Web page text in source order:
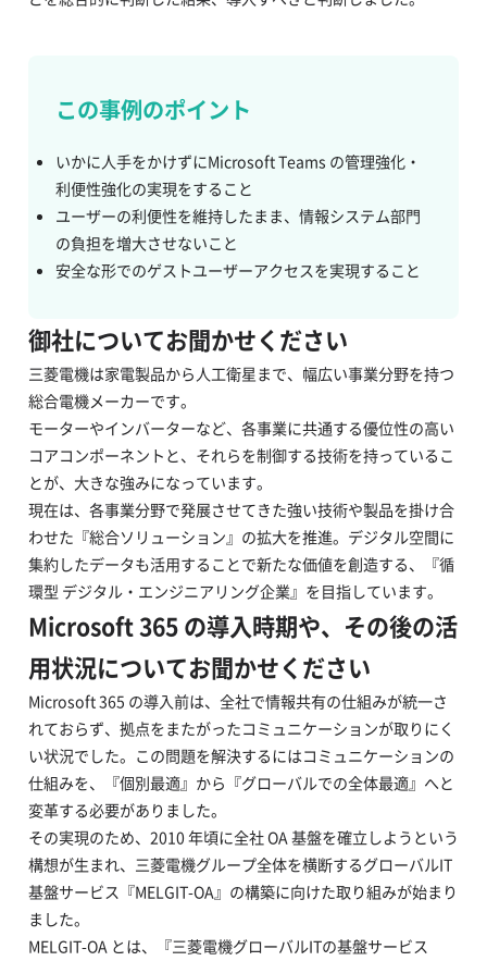
この事例のポイント
いかに人手をかけずにMicrosoft Teams の管理強化・
利便性強化の実現をすること
ユーザーの利便性を維持したまま、情報システム部門
の負担を増大させないこと
安全な形でのゲストユーザーアクセスを実現すること
御社についてお聞かせください
三菱電機は家電製品から人工衛星まで、幅広い事業分野を持つ
総合電機メーカーです。
モーターやインバーターなど、各事業に共通する優位性の高い
コアコンポーネントと、それらを制御する技術を持っているこ
とが、大きな強みになっています。
現在は、各事業分野で発展させてきた強い技術や製品を掛け合
わせた『総合ソリューション』の拡大を推進。デジタル空間に
集約したデータも活用することで新たな価値を創造する、『循
環型 デジタル・エンジニアリング企業』を目指しています。
Microsoft 365 の導入時期や、その後の活
用状況についてお聞かせください
Microsoft 365 の導入前は、全社で情報共有の仕組みが統一さ
れておらず、拠点をまたがったコミュニケーションが取りにく
い状況でした。この問題を解決するにはコミュニケーションの
仕組みを、『個別最適』から『グローバルでの全体最適』へと
変革する必要がありました。
その実現のため、2010 年頃に全社 OA 基盤を確立しようという
構想が生まれ、三菱電機グループ全体を横断するグローバルIT
基盤サービス『MELGIT-OA』の構築に向けた取り組みが始まり
ました。
MELGIT-OA とは、『三菱電機グローバルITの基盤サービス